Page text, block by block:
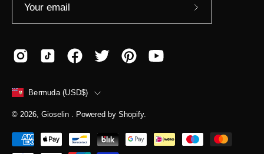
COUNTRY
Bermuda (USD$)
© 2026, Gioselin Powered by Shopify.